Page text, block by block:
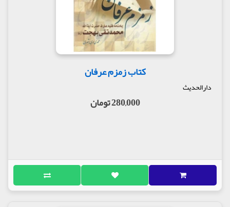
کتاب زمزم عرفان
دارالحدیث
280,000 تومان